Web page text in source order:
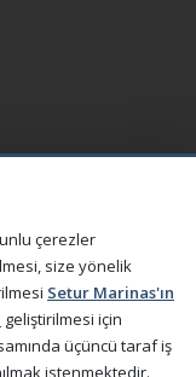
çerezler
size yönelik
Setur Marinas'ın
geliştirilmesi için
üçüncü taraf iş
istenmektedir.